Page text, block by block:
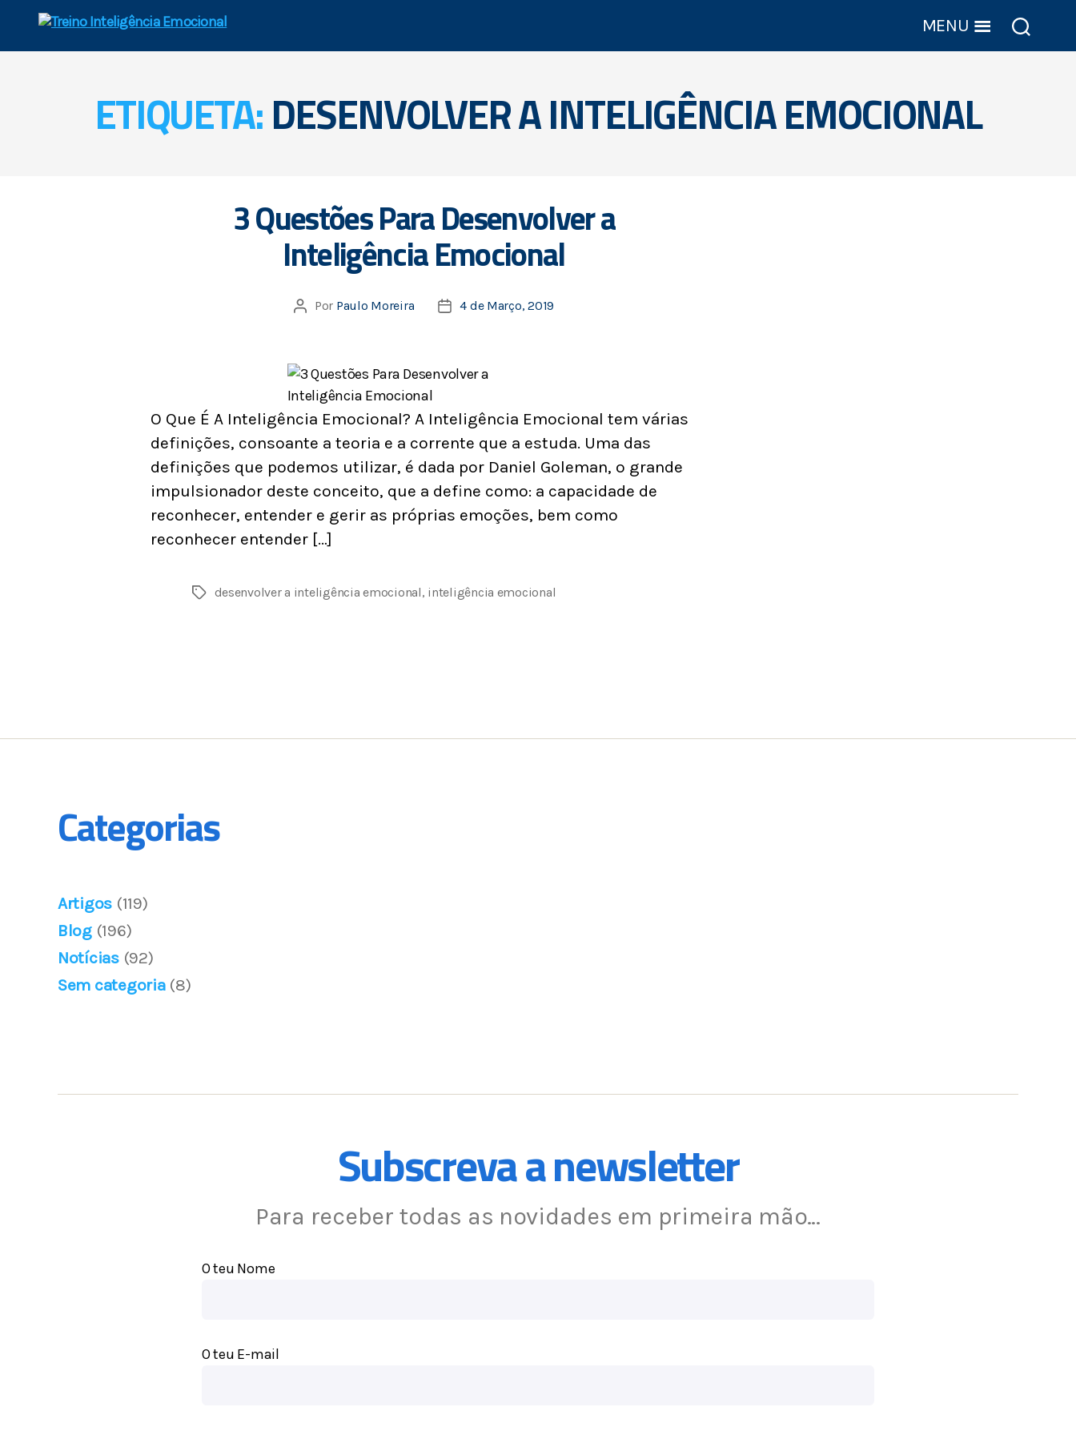
MENU
ETIQUETA:DESENVOLVER A INTELIGÊNCIA EMOCIONAL
3 Questões Para Desenvolver a
Inteligência Emocional
Por Paulo Moreira 4 de Março, 2019
O Que É A Inteligência Emocional? A Inteligência Emocional tem várias
definições, consoante a teoria e a corrente que a estuda. Uma das
definições que podemos utilizar, é dada por Daniel Goleman, o grande
impulsionador deste conceito, que a define como: a capacidade de
reconhecer, entender e gerir as próprias emoções, bem como
reconhecer entender […]
desenvolver a inteligência emocional, inteligência emocional
Categorias
Artigos (119)
Blog(196)
Notícias(92)
Sem categoria(8)
Subscreva a newsletter
Para receber todas as novidades em primeira mão…
O teu Nome
O teu E-mail